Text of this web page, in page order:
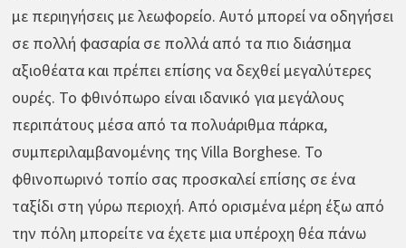
με περιηγήσεις με λεωφορείο. Αυτό μπορεί να οδηγήσει
σε πολλή φασαρία σε πολλά από τα πιο διάσημα
αξιοθέατα και πρέπει επίσης να δεχθεί μεγαλύτερες
ουρές. Το φθινόπωρο είναι ιδανικό για μεγάλους
περιπάτους μέσα από τα πολυάριθμα πάρκα,
συμπεριλαμβανομένης της Villa Borghese. Το
φθινοπωρινό τοπίο σας προσκαλεί επίσης σε ένα
ταξίδι στη γύρω περιοχή. Από ορισμένα μέρη έξω από
την πόλη μπορείτε να έχετε μια υπέροχη θέα πάνω